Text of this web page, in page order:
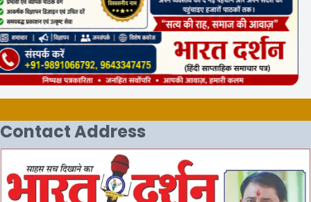
Contact Address